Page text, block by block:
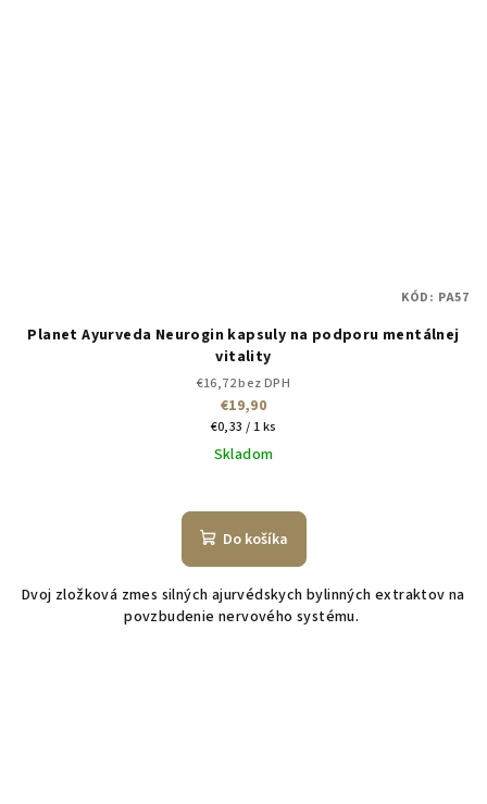
Planet Ayurveda Neurogin kapsuly na podporu mentálnej
vitality
€16,72 bez DPH
€19,90
Jednotková
cena:
€0,33 / 1 ks
Skladom
Do košíka
Dvoj zložková zmes silných ajurvédskych bylinných extraktov na
povzbudenie nervového systému.
KÓD: PA57